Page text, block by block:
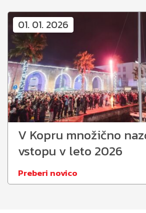
01. 01. 2026
V Kopru množično
vstopu v leto 2026
Preberi novico